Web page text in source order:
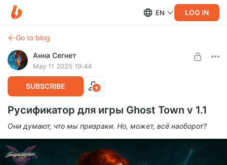
EN LOG IN
Go to blog
Анна Сегнет
May 11 2025 19:44
SUBSCRIBE
Русификатор для игры Ghost Town v 1.1
Они думают, что мы призраки. Но, может, всё наоборот?